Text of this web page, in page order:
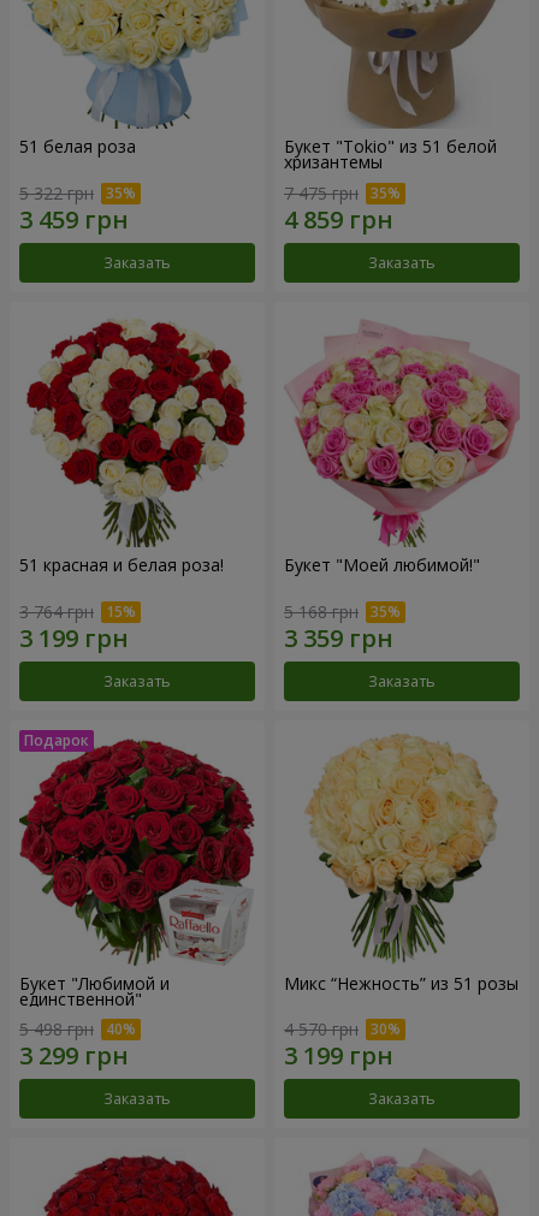
51 белая роза
5 322 грн
Заказать
Букет "Tokio" из 51 белой
хризантемы
7 475 грн
Заказать
51 красная и белая роза!
3 764 грн
Заказать
Букет "Моей любимой!"
5 168 грн
Заказать
Букет "Любимой и
единственной"
5 498 грн
Заказать
Микс “Нежность” из 51 розы
4 570 грн
Заказать